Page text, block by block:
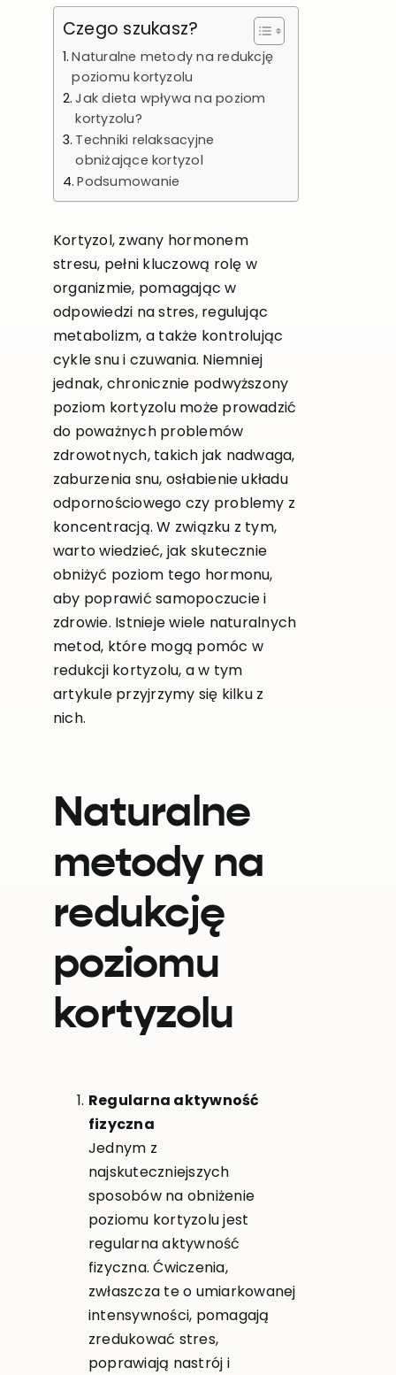
Czego szukasz?
Naturalne metody na redukcję
poziomu kortyzolu
Jak dieta wpływa na poziom
kortyzolu?
Techniki relaksacyjne
obniżające kortyzol
Podsumowanie
Kortyzol, zwany hormonem
stresu, pełni kluczową rolę w
organizmie, pomagając w
odpowiedzi na stres, regulując
metabolizm, a także kontrolując
cykle snu i czuwania. Niemniej
jednak, chronicznie podwyższony
poziom kortyzolu może prowadzić
do poważnych problemów
zdrowotnych, takich jak nadwaga,
zaburzenia snu, osłabienie układu
odpornościowego czy problemy z
koncentracją. W związku z tym,
warto wiedzieć, jak skutecznie
obniżyć poziom tego hormonu,
aby poprawić samopoczucie i
zdrowie. Istnieje wiele naturalnych
metod, które mogą pomóc w
redukcji kortyzolu, a w tym
artykule przyjrzymy się kilku z
nich.
Naturalne
metody na
redukcję
poziomu
kortyzolu
Regularna aktywność
fizyczna
Jednym z
najskuteczniejszych
sposobów na obniżenie
poziomu kortyzolu jest
regularna aktywność
fizyczna. Ćwiczenia,
zwłaszcza te o umiarkowanej
intensywności, pomagają
zredukować stres,
poprawiają nastrój i